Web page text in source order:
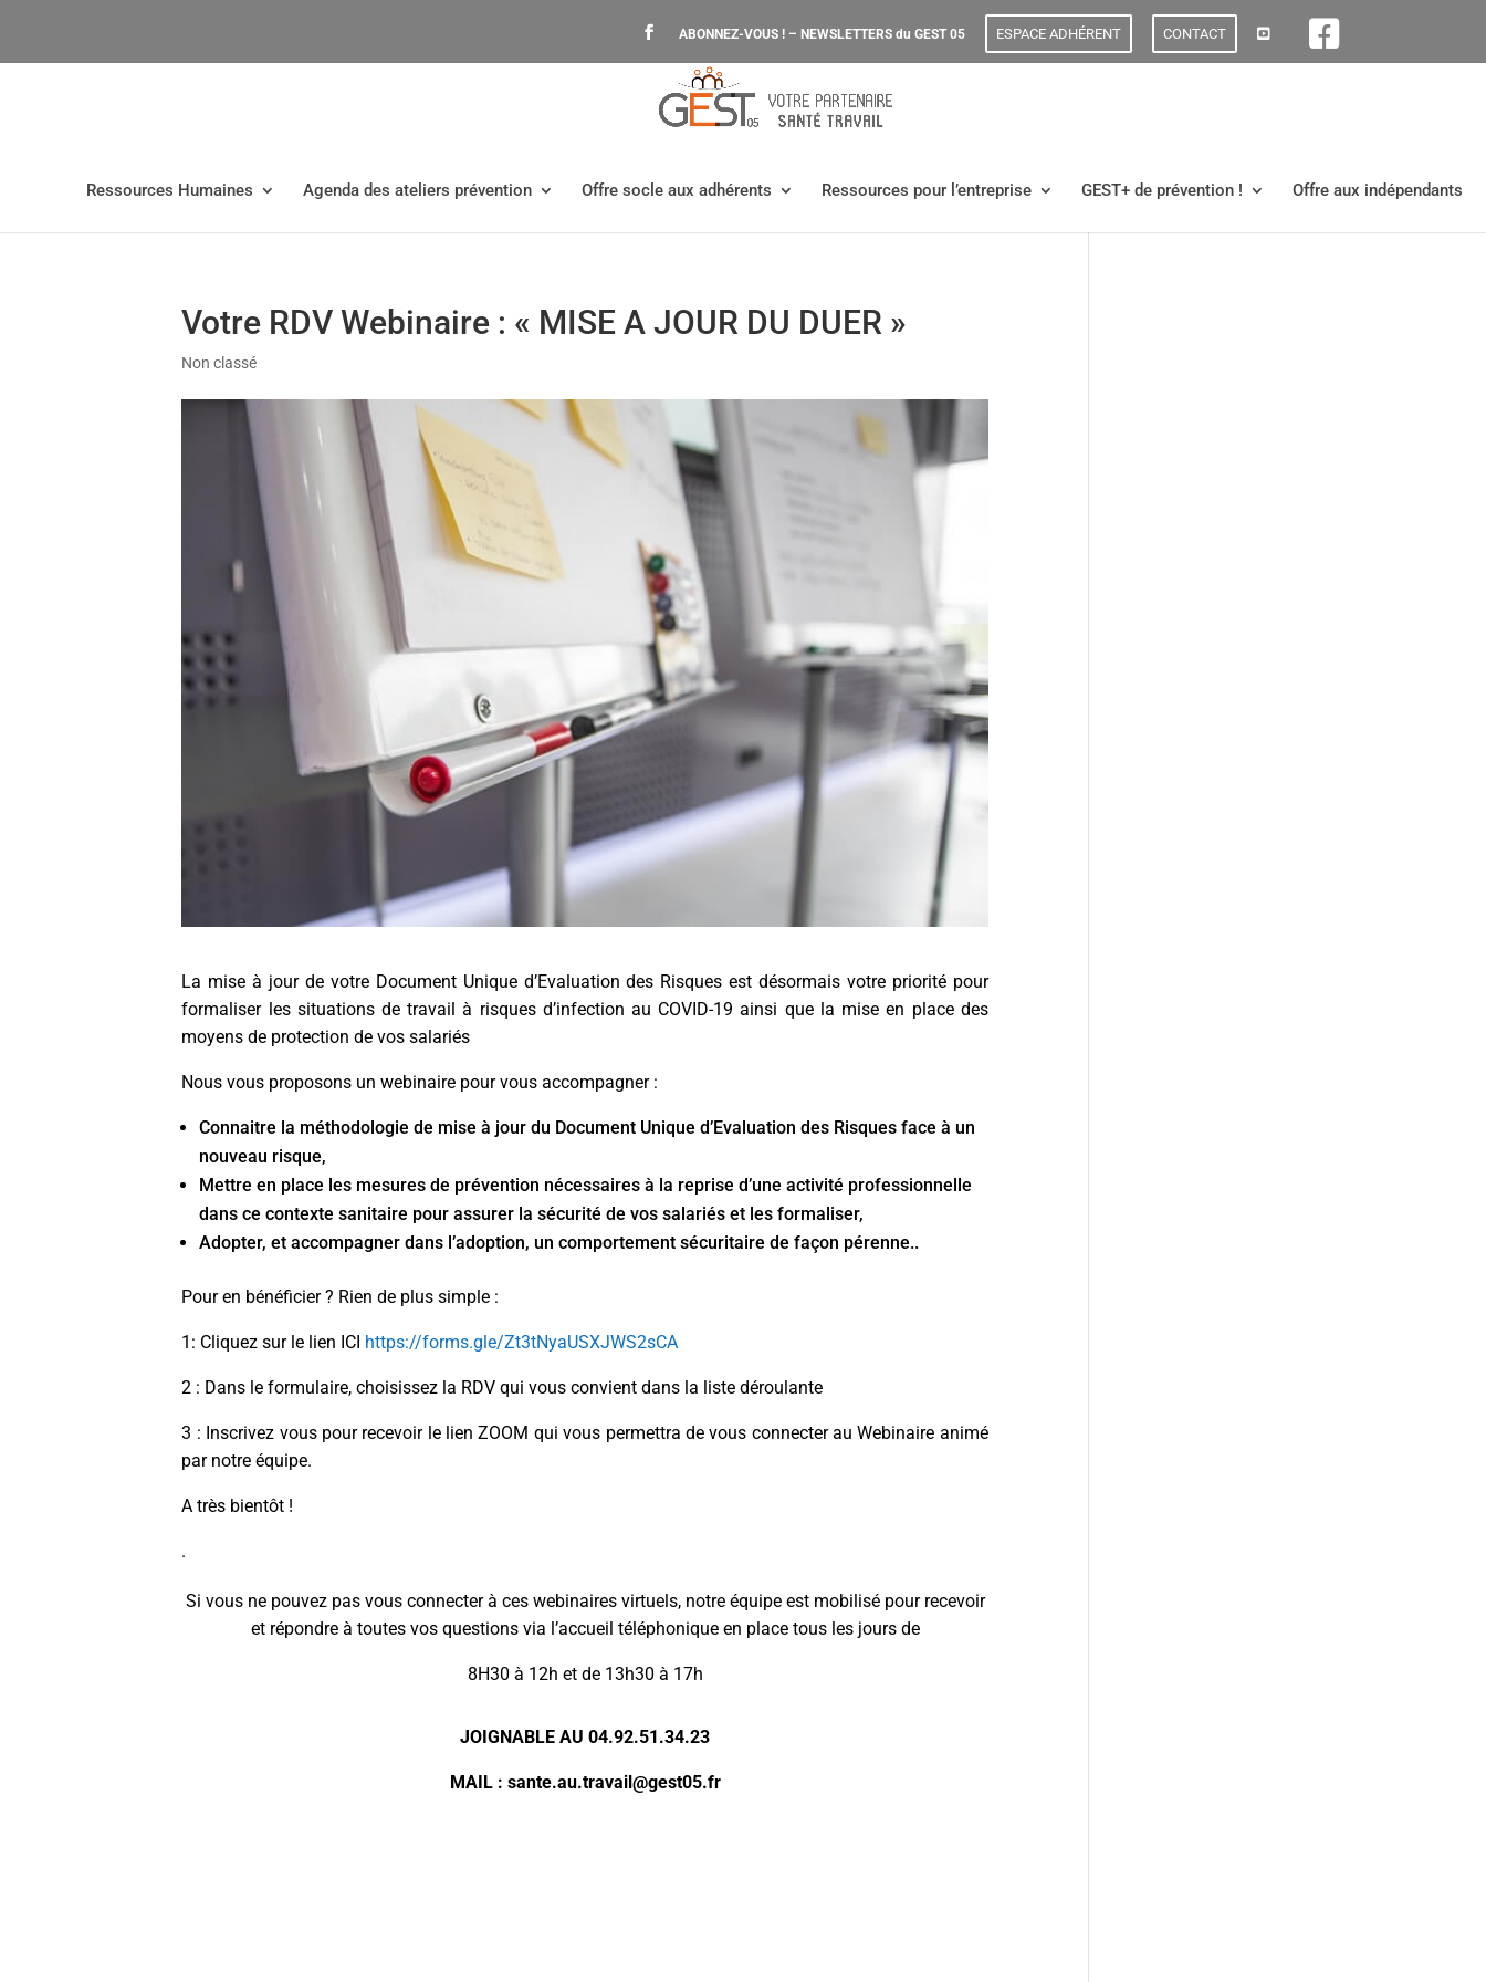
ABONNEZ-VOUS ! – NEWSLETTERS du GEST 05 ESPACE ADHÉRENT CONTACT
Ressources Humaines Agenda des ateliers prévention Offre socle aux adhérents Ressources pour l’entreprise GEST+ de prévention ! Offre aux indépendants
Votre RDV Webinaire : « MISE A JOUR DU DUER »
Non classé
La mise à jour de votre Document Unique d’Evaluation des Risques est désormais votre priorité pour
formaliser les situations de travail à risques d’infection au COVID-19 ainsi que la mise en place des
moyens de protection de vos salariés
Nous vous proposons un webinaire pour vous accompagner :
Connaitre la méthodologie de mise à jour du Document Unique d’Evaluation des Risques face à un
nouveau risque,
Mettre en place les mesures de prévention nécessaires à la reprise d’une activité professionnelle
dans ce contexte sanitaire pour assurer la sécurité de vos salariés et les formaliser,
Adopter, et accompagner dans l’adoption, un comportement sécuritaire de façon pérenne..
Pour en bénéficier ? Rien de plus simple :
1: Cliquez sur le lien ICI https://forms.gle/Zt3tNyaUSXJWS2sCA
2 : Dans le formulaire, choisissez la RDV qui vous convient dans la liste déroulante
3 : Inscrivez vous pour recevoir le lien ZOOM qui vous permettra de vous connecter au Webinaire animé
par notre équipe.
A très bientôt !
.
Si vous ne pouvez pas vous connecter à ces webinaires virtuels, notre équipe est mobilisé pour recevoir
et répondre à toutes vos questions via l’accueil téléphonique en place tous les jours de
8H30 à 12h et de 13h30 à 17h
JOIGNABLE AU 04.92.51.34.23
MAIL : sante.au.travail@gest05.fr